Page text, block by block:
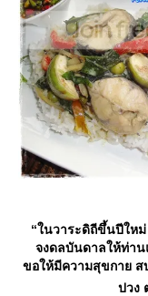
“ในวาระดิถีขึ้นปีใ
จงดลบันดาลให้ท่า
ขอให้มีความสุขกาย ส
ปวง